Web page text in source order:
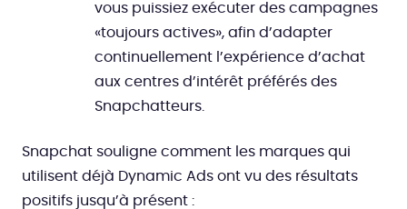
vous puissiez exécuter des campagnes
«toujours actives», afin d’adapter
continuellement l’expérience d’achat
aux centres d’intérêt préférés des
Snapchatteurs.
Snapchat souligne comment les marques qui
utilisent déjà Dynamic Ads ont vu des résultats
positifs jusqu’à présent :